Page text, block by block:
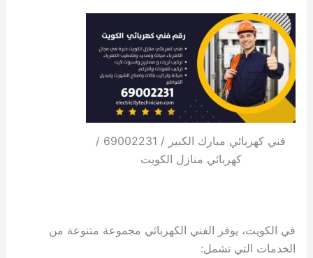
فني كهربائي مبارك الكبير / 69002231 /
كهربائي منازل الكويت
في الكويت، يوفر الفني الكهربائي مجموعة متنوعة من
الخدمات التي تشمل: